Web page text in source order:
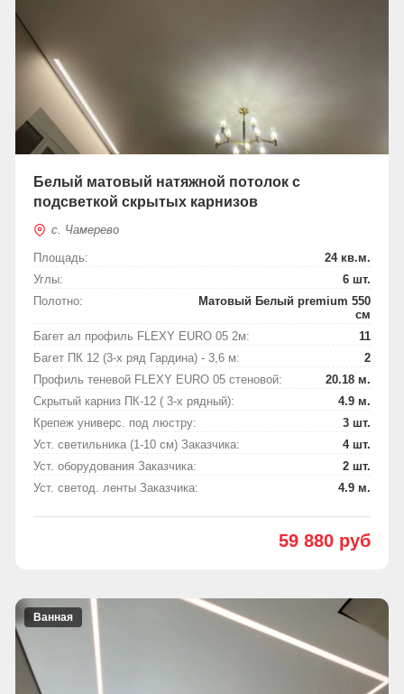
Белый матовый натяжной потолок с
подсветкой скрытых карнизов
с. Чамерево
Площадь:
24 кв.м.
Углы:
6 шт.
Полотно:
Матовый Белый premium 550
см
Багет ал профиль FLEXY EURO 05 2м:
11
Багет ПК 12 (3-х ряд Гардина) - 3,6 м:
2
Профиль теневой FLEXY EURO 05 стеновой:
20.18 м.
Скрытый карниз ПК-12 ( 3-х рядный):
4.9 м.
Крепеж универс. под люстру:
3 шт.
Уст. светильника (1-10 см) Заказчика:
4 шт.
Уст. оборудования Заказчика:
2 шт.
Уст. светод. ленты Заказчика:
4.9 м.
59 880 руб
Ванная